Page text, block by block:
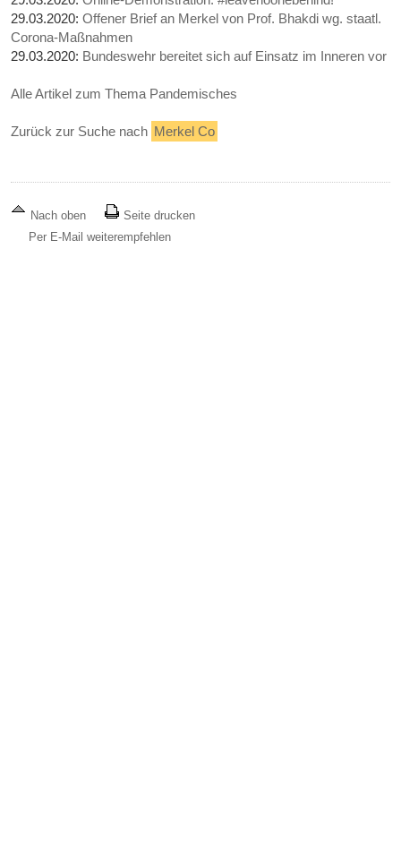
29.03.2020:Offener Brief an Merkel von Prof. Bhakdi wg. staatl.
Corona-Maßnahmen
29.03.2020: Bundeswehr bereitet sich auf Einsatz im Inneren vor
Alle Artikel zum Thema Pandemisches
Zurück zur Suche nach Merkel Co
Nach oben
Seite drucken
Per E-Mail weiterempfehlen